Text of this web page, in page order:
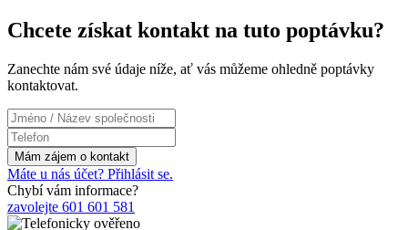
Chcete získat kontakt na tuto poptávku?
Zanechte nám své údaje níže, ať vás můžeme ohledně poptávky
kontaktovat.
Máte u nás účet? Přihlásit se.
Chybí vám informace?
zavolejte 601 601 581